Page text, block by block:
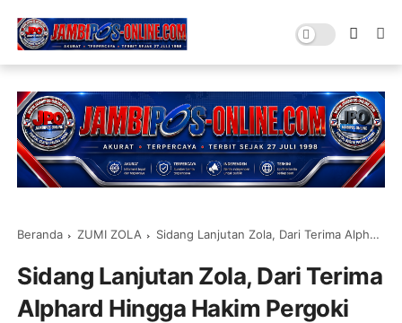
Beranda ZUMI ZOLA Sidang Lanjutan Zola, Dari Terima Alphard Hingga Hakim Pergoki Saksi (Varial Adi Putra) Bohong
Sidang Lanjutan Zola, Dari Terima
Alphard Hingga Hakim Pergoki